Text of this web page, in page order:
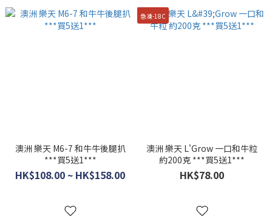
澳洲 樂天 M6-7 和牛牛後腿扒
***買5送1***
HK$108.00 ~ HK$158.00
急凍-18C
澳洲 樂天 L'Grow 一口和牛粒
約200克 ***買5送1***
HK$78.00